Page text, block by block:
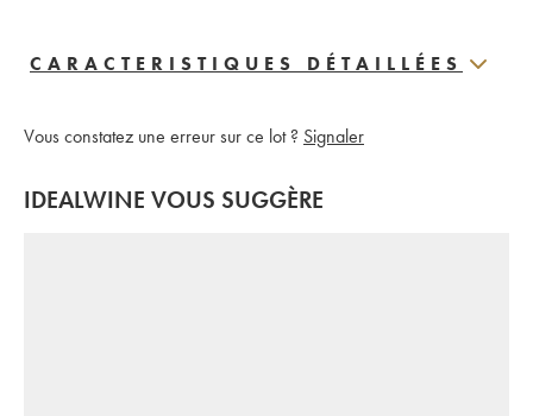
CARACTERISTIQUES DÉTAILLÉES
Vous constatez une erreur sur ce lot ? Signaler
IDEALWINE VOUS SUGGÈRE